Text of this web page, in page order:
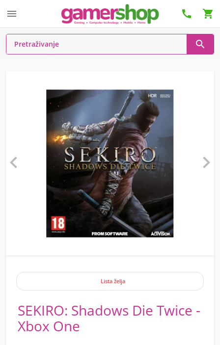
  

 
Lista želja
SEKIRO: Shadows Die Twice -
Xbox One